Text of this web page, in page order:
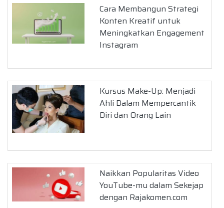
Cara Membangun Strategi
Konten Kreatif untuk
Meningkatkan Engagement
Instagram
Kursus Make-Up: Menjadi
Ahli Dalam Mempercantik
Diri dan Orang Lain
Naikkan Popularitas Video
YouTube-mu dalam Sekejap
dengan Rajakomen.com